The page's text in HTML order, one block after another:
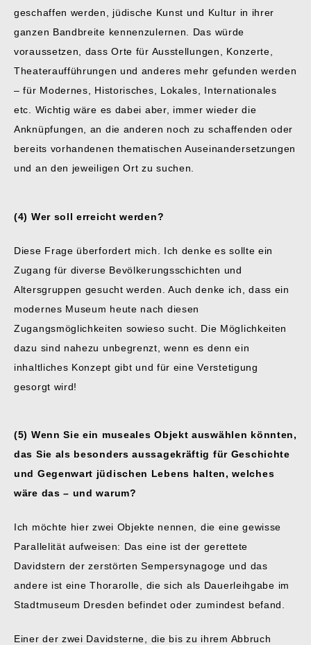
geschaffen werden, jüdische Kunst und Kultur in ihrer
ganzen Bandbreite kennenzulernen. Das würde
voraussetzen, dass Orte für Ausstellungen, Konzerte,
Theateraufführungen und anderes mehr gefunden werden
– für Modernes, Historisches, Lokales, Internationales
etc. Wichtig wäre es dabei aber, immer wieder die
Anknüpfungen, an die anderen noch zu schaffenden oder
bereits vorhandenen thematischen Auseinandersetzungen
und an den jeweiligen Ort zu suchen.
(4) Wer soll erreicht werden?
Diese Frage überfordert mich. Ich denke es sollte ein
Zugang für diverse Bevölkerungsschichten und
Altersgruppen gesucht werden. Auch denke ich, dass ein
modernes Museum heute nach diesen
Zugangsmöglichkeiten sowieso sucht. Die Möglichkeiten
dazu sind nahezu unbegrenzt, wenn es denn ein
inhaltliches Konzept gibt und für eine Verstetigung
gesorgt wird!
(5) Wenn Sie ein museales Objekt auswählen könnten,
das Sie als besonders aussagekräftig für Geschichte
und Gegenwart jüdischen Lebens halten, welches
wäre das – und warum?
Ich möchte hier zwei Objekte nennen, die eine gewisse
Parallelität aufweisen: Das eine ist der gerettete
Davidstern der zerstörten Sempersynagoge und das
andere ist eine Thorarolle, die sich als Dauerleihgabe im
Stadtmuseum Dresden befindet oder zumindest befand.
Einer der zwei Davidsterne, die bis zu ihrem Abbruch